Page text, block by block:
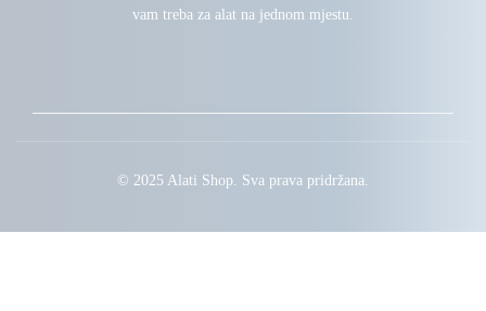
vam treba za alat na jednom mjestu.
© 2025 Alati Shop. Sva prava pridržana.